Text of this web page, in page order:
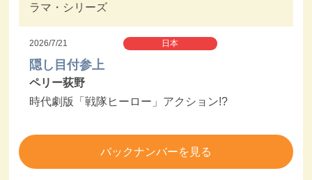
ラマ・シリーズ
2026/7/21 日本
隠し目付参上
ペリー荻野
時代劇版「戦隊ヒーロー」アクション!?
バックナンバーを見る